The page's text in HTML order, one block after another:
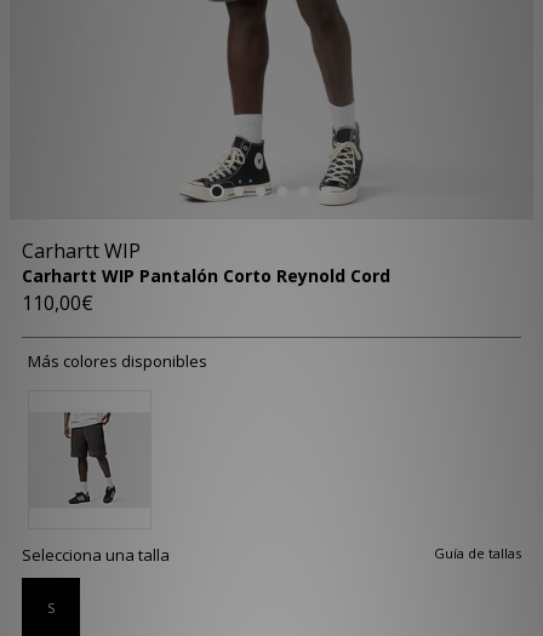
Carhartt WIP
Carhartt WIP Pantalón Corto Reynold Cord
110,00€
Más colores disponibles
Guía de tallas
Selecciona una talla
S